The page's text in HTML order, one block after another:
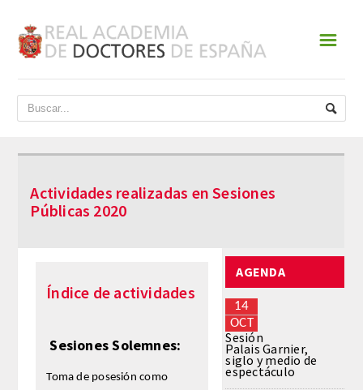
ACADEMIA
DATOS HISTÓRICOS
HISTORIA
☰
Actividades realizadas en Sesiones
Públicas 2020
Índice de actividades
Sesiones Solemnes:
Toma de posesión como
AGENDA
14
OCT
Sesión
Palais Garnier,
siglo y medio de
espectáculo